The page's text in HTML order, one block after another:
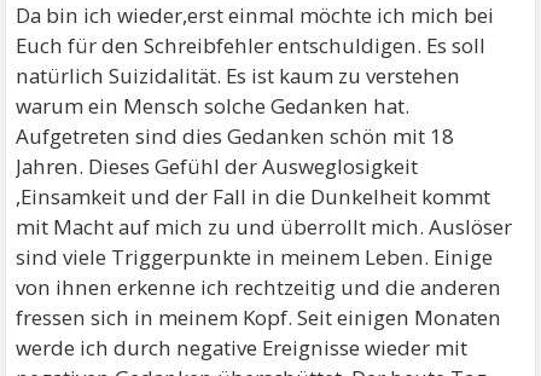
Da bin ich wieder,erst einmal möchte ich mich bei
Euch für den Schreibfehler entschuldigen. Es soll
natürlich Suizidalität. Es ist kaum zu verstehen
warum ein Mensch solche Gedanken hat.
Aufgetreten sind dies Gedanken schön mit 18
Jahren. Dieses Gefühl der Ausweglosigkeit
,Einsamkeit und der Fall in die Dunkelheit kommt
mit Macht auf mich zu und überrollt mich. Auslöser
sind viele Triggerpunkte in meinem Leben. Einige
von ihnen erkenne ich rechtzeitig und die anderen
fressen sich in meinem Kopf. Seit einigen Monaten
werde ich durch negative Ereignisse wieder mit